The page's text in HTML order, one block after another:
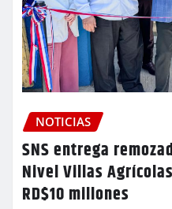
NOTICIAS
SNS entrega
Nivel Villas
RD$10 millones